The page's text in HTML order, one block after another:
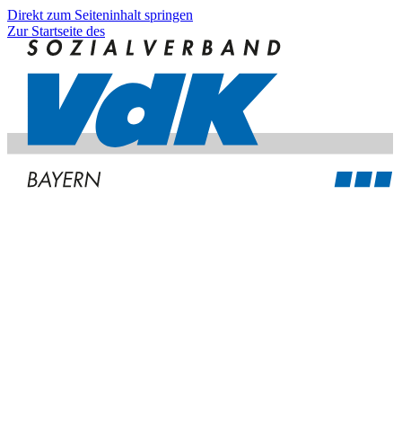
Direkt zum Seiteninhalt springen
Zur Startseite des